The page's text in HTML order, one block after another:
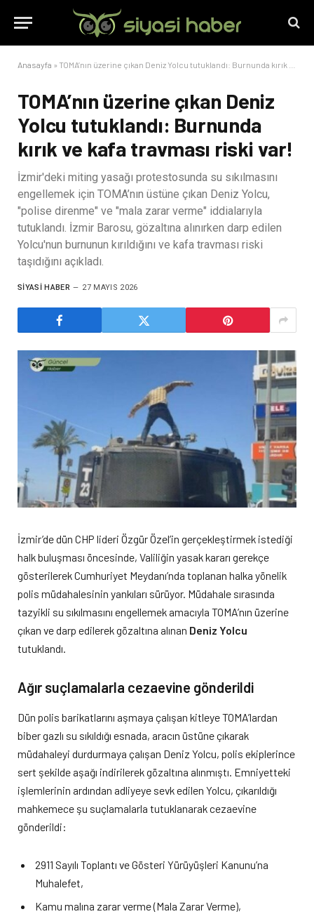
Anasayfa » TOMA’nın üzerine çıkan Deniz Yolcu tutuklandı: Burnunda kırık ve kafa travması riski var!
TOMA’nın üzerine çıkan Deniz
Yolcu tutuklandı: Burnunda
kırık ve kafa travması riski var!
İzmir'deki miting yasağı protestosunda su sıkılmasını
engellemek için TOMA’nın üstüne çıkan Deniz Yolcu,
"polise direnme" ve "mala zarar verme" iddialarıyla
tutuklandı. İzmir Barosu, gözaltına alınırken darp edilen
Yolcu'nun burnunun kırıldığını ve kafa travması riski
taşıdığını açıkladı.
SIYASI HABER 27 MAYIS 2026
İzmir’de dün CHP lideri Özgür Özel’in gerçekleştirmek istediği
halk buluşması öncesinde, Valiliğin yasak kararı gerekçe
gösterilerek Cumhuriyet Meydanı’nda toplanan halka yönelik
polis müdahalesinin yankıları sürüyor. Müdahale sırasında
tazyikli su sıkılmasını engellemek amacıyla TOMA’nın üzerine
çıkan ve darp edilerek gözaltına alınan Deniz Yolcu
tutuklandı.
Ağır suçlamalarla cezaevine gönderildi
Dün polis barikatlarını aşmaya çalışan kitleye TOMA’lardan
biber gazlı su sıkıldığı esnada, aracın üstüne çıkarak
müdahaleyi durdurmaya çalışan Deniz Yolcu, polis ekiplerince
sert şekilde aşağı indirilerek gözaltına alınmıştı. Emniyetteki
işlemlerinin ardından adliyeye sevk edilen Yolcu, çıkarıldığı
mahkemece şu suçlamalarla tutuklanarak cezaevine
gönderildi:
2911 Sayılı Toplantı ve Gösteri Yürüyüşleri Kanunu’na
Muhalefet,
Kamu malına zarar verme (Mala Zarar Verme),